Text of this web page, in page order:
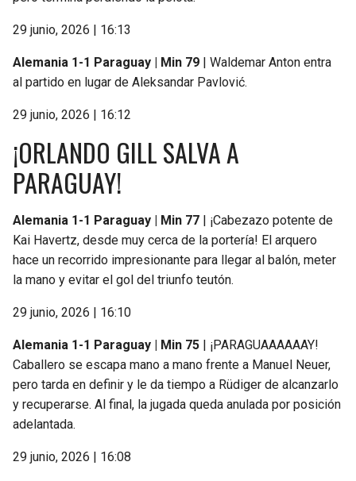
29 junio, 2026 | 16:13
Alemania 1-1 Paraguay | Min 79
| Waldemar Anton entra
al partido en lugar de Aleksandar Pavlović.
29 junio, 2026 | 16:12
¡ORLANDO GILL SALVA A
PARAGUAY!
Alemania 1-1 Paraguay | Min 77
| ¡Cabezazo potente de
Kai Havertz, desde muy cerca de la portería! El arquero
hace un recorrido impresionante para llegar al balón, meter
la mano y evitar el gol del triunfo teutón.
29 junio, 2026 | 16:10
Alemania 1-1 Paraguay | Min 75
| ¡PARAGUAAAAAAY!
Caballero se escapa mano a mano frente a Manuel Neuer,
pero tarda en definir y le da tiempo a Rüdiger de alcanzarlo
y recuperarse. Al final, la jugada queda anulada por posición
adelantada.
29 junio, 2026 | 16:08